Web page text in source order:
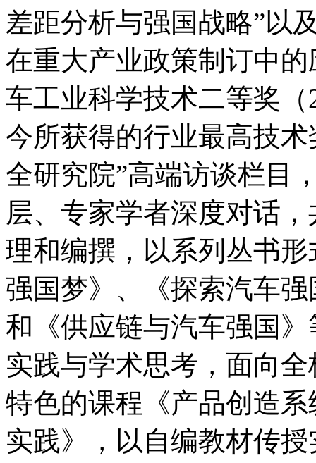
差距分析与强国战略”以
在重大产业政策制订中
车工业科学技术二等奖
今所获得的行业最高技
全研究院”高端访谈栏目
层、专家学者深度对话
理和编撰，以系列丛书
强国梦》、《探索汽车
和《供应链与汽车强国
实践与学术思考，面向
特色的课程《产品创造
实践》，以自编教材传